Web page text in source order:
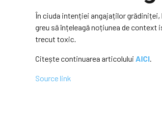
În ciuda intenției angajaților
greu să înțeleagă noțiunea de
trecut toxic.
Citește continuarea articolului AICI.
Source link